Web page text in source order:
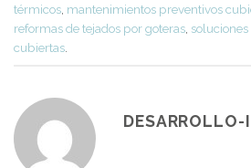
térmicos mantenimientos preventivos
reformas de tejados por goteras
cubiertas
DESARROLLO-